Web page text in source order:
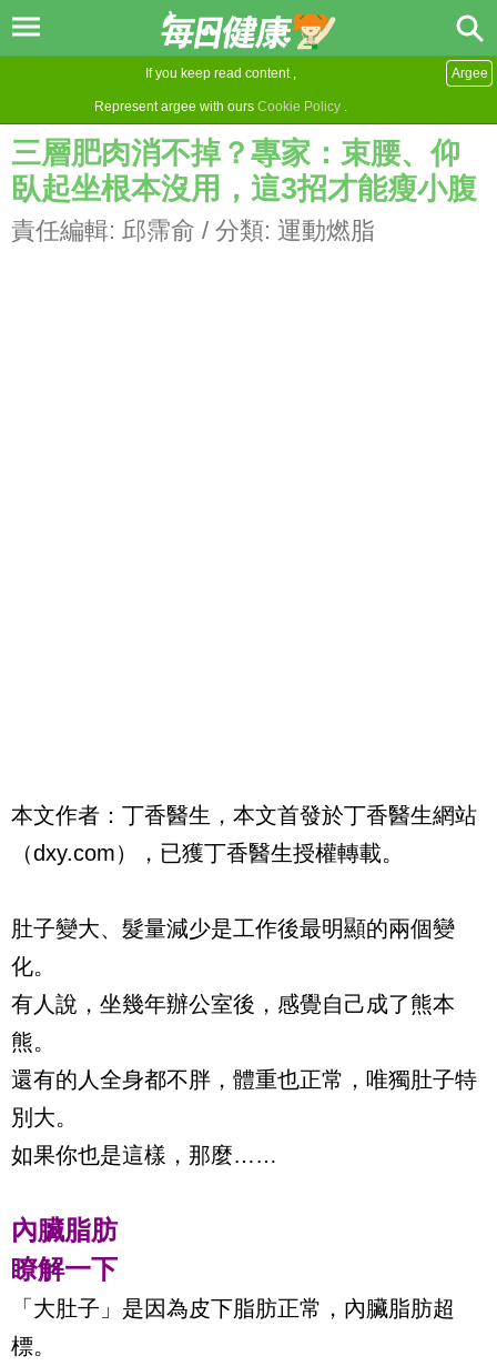
If you keep read content ,
Represent argee with ours Cookie Policy .
Argee
三層肥肉消不掉？專家：束腰、仰
臥起坐根本沒用，這3招才能瘦小腹
責任編輯: 邱霈俞 / 分類: 運動燃脂
本文作者：丁香醫生，本文首發於丁香醫生網站
（dxy.com），已獲丁香醫生授權轉載。
肚子變大、髮量減少是工作後最明顯的兩個變
化。
有人說，坐幾年辦公室後，感覺自己成了熊本
熊。
還有的人全身都不胖，體重也正常，唯獨肚子特
別大。
如果你也是這樣，那麼……
內臟脂肪
瞭解一下
「大肚子」是因為皮下脂肪正常，內臟脂肪超
標。